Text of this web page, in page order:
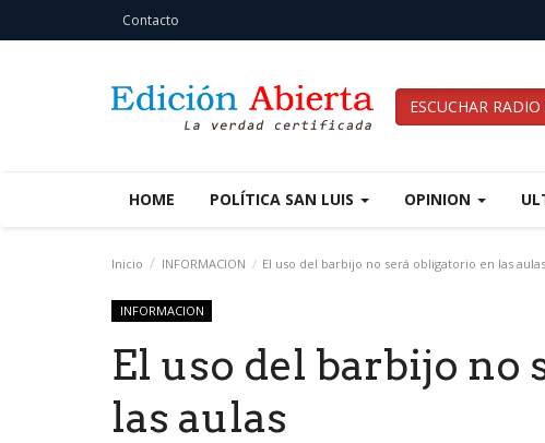
Contacto
ESCUCHAR
HOME POLÍTICA SAN LUIS OPINION
Inicio INFORMACION El uso del barbijo no será obligatorio en las aulas
INFORMACION
El uso del barbijo no
las aulas